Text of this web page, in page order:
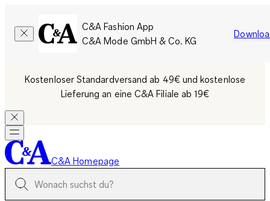
C&A Fashion App
C&A Mode GmbH & Co. KG
Kostenloser Standardversand ab 49€ und kostenlose
Lieferung an eine C&A Filiale ab 19€
C&A Homepage